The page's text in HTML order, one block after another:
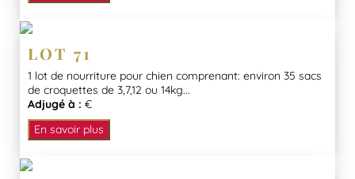
LOT 71
1 lot de nourriture pour chien comprenant: environ 35 sacs
de croquettes de 3,7,12 ou 14kg...
Adjugé à : €
En savoir plus